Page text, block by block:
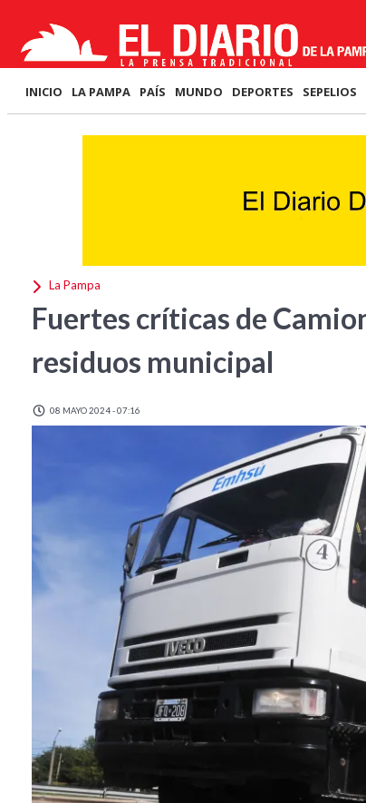
INICIO LA PAMPA PAÍS MUNDO DEPORTES SEPELIOS
La Pampa
Fuertes críticas de
residuos municipal
08 MAYO 2024 - 07:16